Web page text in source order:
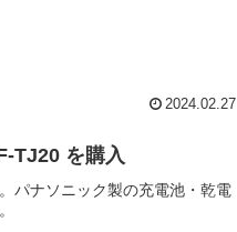
2024.02.27
TJ20 を購入
パナソニック製の充電池・乾電